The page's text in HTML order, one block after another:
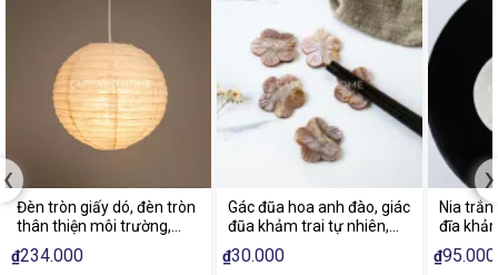
Đèn tròn giấy dó, đèn tròn
thân thiện môi trường,
đèn tròn decor phòng
khách, phòng ngủ theo
₫234.000
Gác đũa hoa anh đào, giác
đũa khảm trai tự nhiên,
gác đũa sang trọng nhà
hàng | Capiano Home
₫30.000
Nia
đĩa
toàn
₫95.000
‹ ›